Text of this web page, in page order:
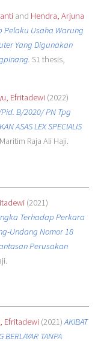
and Hendra, Arjuna
Usaha Warung
Yang Digunakan
S1 thesis,
Efritadewi(2022)
Pid. B/2020/ PN Tpg
ASAS LEX SPECIALIS
Raja Ali Haji.
(2021)
Terhadap Perkara
Undang Nomor 18
Perusakan
Efritadewi(2021)AKIBAT
TANPA